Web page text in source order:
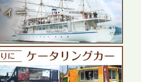
案内｜ケータリングのセカンド
を新設。幕張・舞浜の大型イベ
社内懇親会まで、現地拠点を活
応を展開